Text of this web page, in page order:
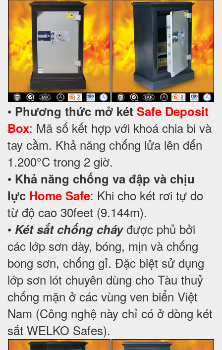
• Phương thức mở két Safe Deposit
Box: Mã số kết hợp với khoá chia bi và
tay cầm. Khả năng chống lửa lên đến
1.200°C trong 2 giờ.
• Khả năng chống va đập và chịu
lực Home Safe: Khi cho két rơi tự do
từ độ cao 30feet (9.144m).
• Két sắt chống cháyđược phủ bởi
các lớp sơn dày, bóng, mịn và chống
bong sơn, chống gỉ. Đặc biệt sử dụng
lớp sơn lót chuyên dùng cho Tàu thuỷ
chống mặn ở các vùng ven biển Việt
Nam (Công nghệ này chỉ có ở dòng két
sắt WELKO Safes).